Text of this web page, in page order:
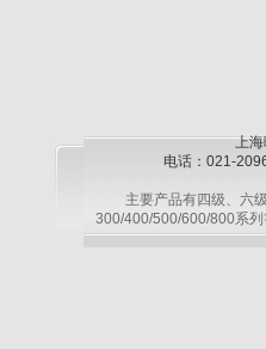
上
电话：021-
主要产品有四级、六
300/400/500/600/800系